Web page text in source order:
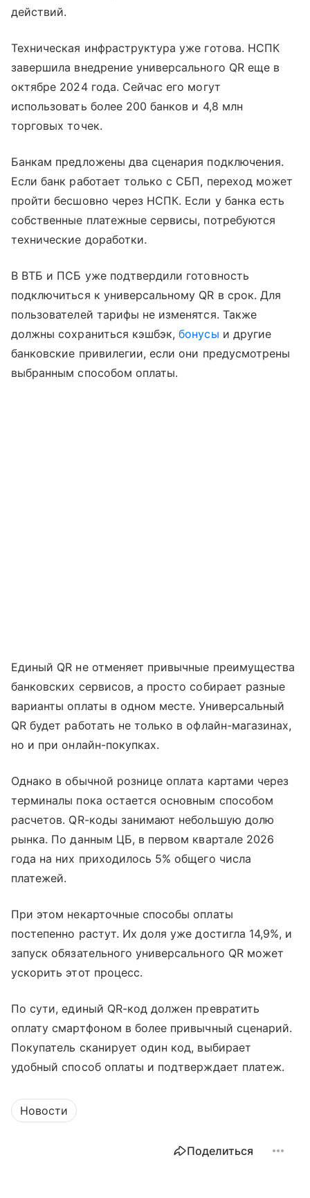
действий.
Техническая инфраструктура уже готова. НСПК
завершила внедрение универсального QR еще в
октябре 2024 года. Сейчас его могут
использовать более 200 банков и 4,8 млн
торговых точек.
Банкам предложены два сценария подключения.
Если банк работает только с СБП, переход может
пройти бесшовно через НСПК. Если у банка есть
собственные платежные сервисы, потребуются
технические доработки.
В ВТБ и ПСБ уже подтвердили готовность
подключиться к универсальному QR в срок. Для
пользователей тарифы не изменятся. Также
должны сохраниться кэшбэк,бонусы и другие
банковские привилегии, если они предусмотрены
выбранным способом оплаты.
Единый QR не отменяет привычные преимущества
банковских сервисов, а просто собирает разные
варианты оплаты в одном месте. Универсальный
QR будет работать не только в офлайн-магазинах,
но и при онлайн-покупках.
Однако в обычной рознице оплата картами через
терминалы пока остается основным способом
расчетов. QR-коды занимают небольшую долю
рынка. По данным ЦБ, в первом квартале 2026
года на них приходилось 5% общего числа
платежей.
При этом некарточные способы оплаты
постепенно растут. Их доля уже достигла 14,9%, и
запуск обязательного универсального QR может
ускорить этот процесс.
По сути, единый QR-код должен превратить
оплату смартфоном в более привычный сценарий.
Покупатель сканирует один код, выбирает
удобный способ оплаты и подтверждает платеж.
Новости
Поделиться